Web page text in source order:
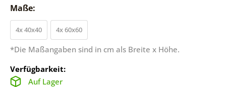
Maße:
4x 40x40 4x 60x60
*Die Maßangaben sind in cm als Breite x Höhe.
Verfügbarkeit:
Auf Lager